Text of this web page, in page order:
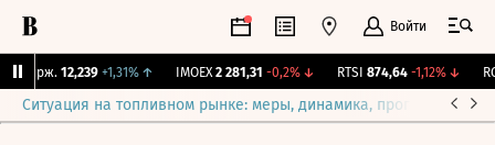
Войти
Бирж. 12,239 +1,31%↑ IMOEX 2 281,31 -0,2%↓ RTSI 874,64 -1,12%↓
Ситуация на топливном рынке: меры, динамика, прогнозы